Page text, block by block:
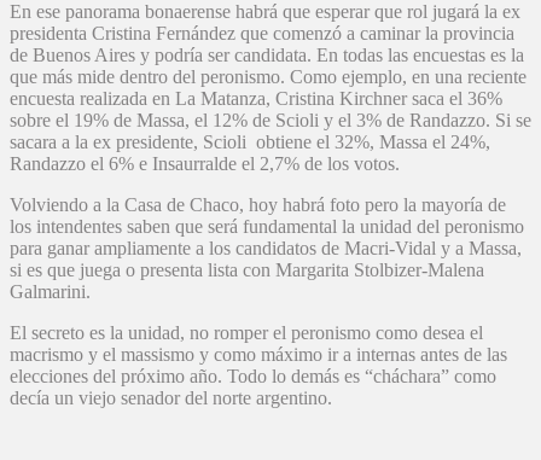
En ese panorama bonaerense habrá que esperar que rol jugará la ex
presidenta Cristina Fernández que comenzó a caminar la provincia
de Buenos Aires y podría ser candidata. En todas las encuestas es la
que más mide dentro del peronismo. Como ejemplo, en una reciente
encuesta realizada en La Matanza, Cristina Kirchner saca el 36%
sobre el 19% de Massa, el 12% de Scioli y el 3% de Randazzo. Si se
sacara a la ex presidente, Scioli obtiene el 32%, Massa el 24%,
Randazzo el 6% e Insaurralde el 2,7% de los votos.
Volviendo a la Casa de Chaco, hoy habrá foto pero la mayoría de
los intendentes saben que será fundamental la unidad del peronismo
para ganar ampliamente a los candidatos de Macri-Vidal y a Massa,
si es que juega o presenta lista con Margarita Stolbizer-Malena
Galmarini.
El secreto es la unidad, no romper el peronismo como desea el
macrismo y el massismo y como máximo ir a internas antes de las
elecciones del próximo año. Todo lo demás es “cháchara” como
decía un viejo senador del norte argentino.